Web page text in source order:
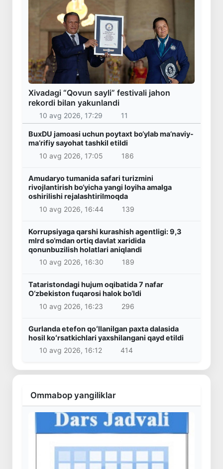
Xivadagi “Qovun sayli” festivali jahon
rekordi bilan yakunlandi
10 avg 2026, 17:29 11
BuxDU jamoasi uchun poytaxt bo‘ylab ma’naviy-
ma’rifiy sayohat tashkil etildi
10 avg 2026, 17:05
186
Amudaryo tumanida safari turizmini
rivojlantirish bo‘yicha yangi loyiha amalga
oshirilishi rejalashtirilmoqda
10 avg 2026, 16:44
139
Korrupsiyaga qarshi kurashish agentligi: 9,3
mlrd so‘mdan ortiq davlat xaridida
qonunbuzilish holatlari aniqlandi
10 avg 2026, 16:30
189
Tataristondagi hujum oqibatida 7 nafar
O‘zbekiston fuqarosi halok bo‘ldi
10 avg 2026, 16:23
296
Gurlanda etefon qoʻllanilgan paxta dalasida
hosil koʻrsatkichlari yaxshilangani qayd etildi
10 avg 2026, 16:12
414
Ommabop yangiliklar